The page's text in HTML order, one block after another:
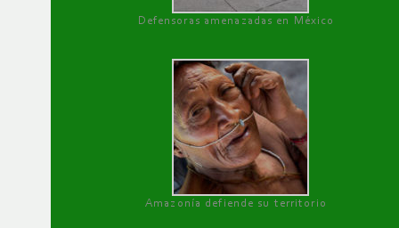
Defensoras amenazadas en México
Amazonía defiende su territorio